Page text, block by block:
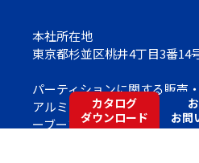
本社所在地
東京都杉並区桃井4丁目3番14
パーティションに関する販売
アルミパーティション（トラ
ーブース）、スチール不燃パ
カタログ
ダウンロード
お問